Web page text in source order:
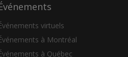
virtuels
à Montréal
à Québec